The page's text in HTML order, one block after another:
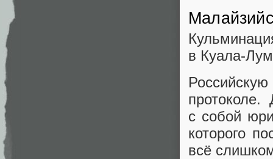
в Куала-
протоколе.
с собой
которого
всё